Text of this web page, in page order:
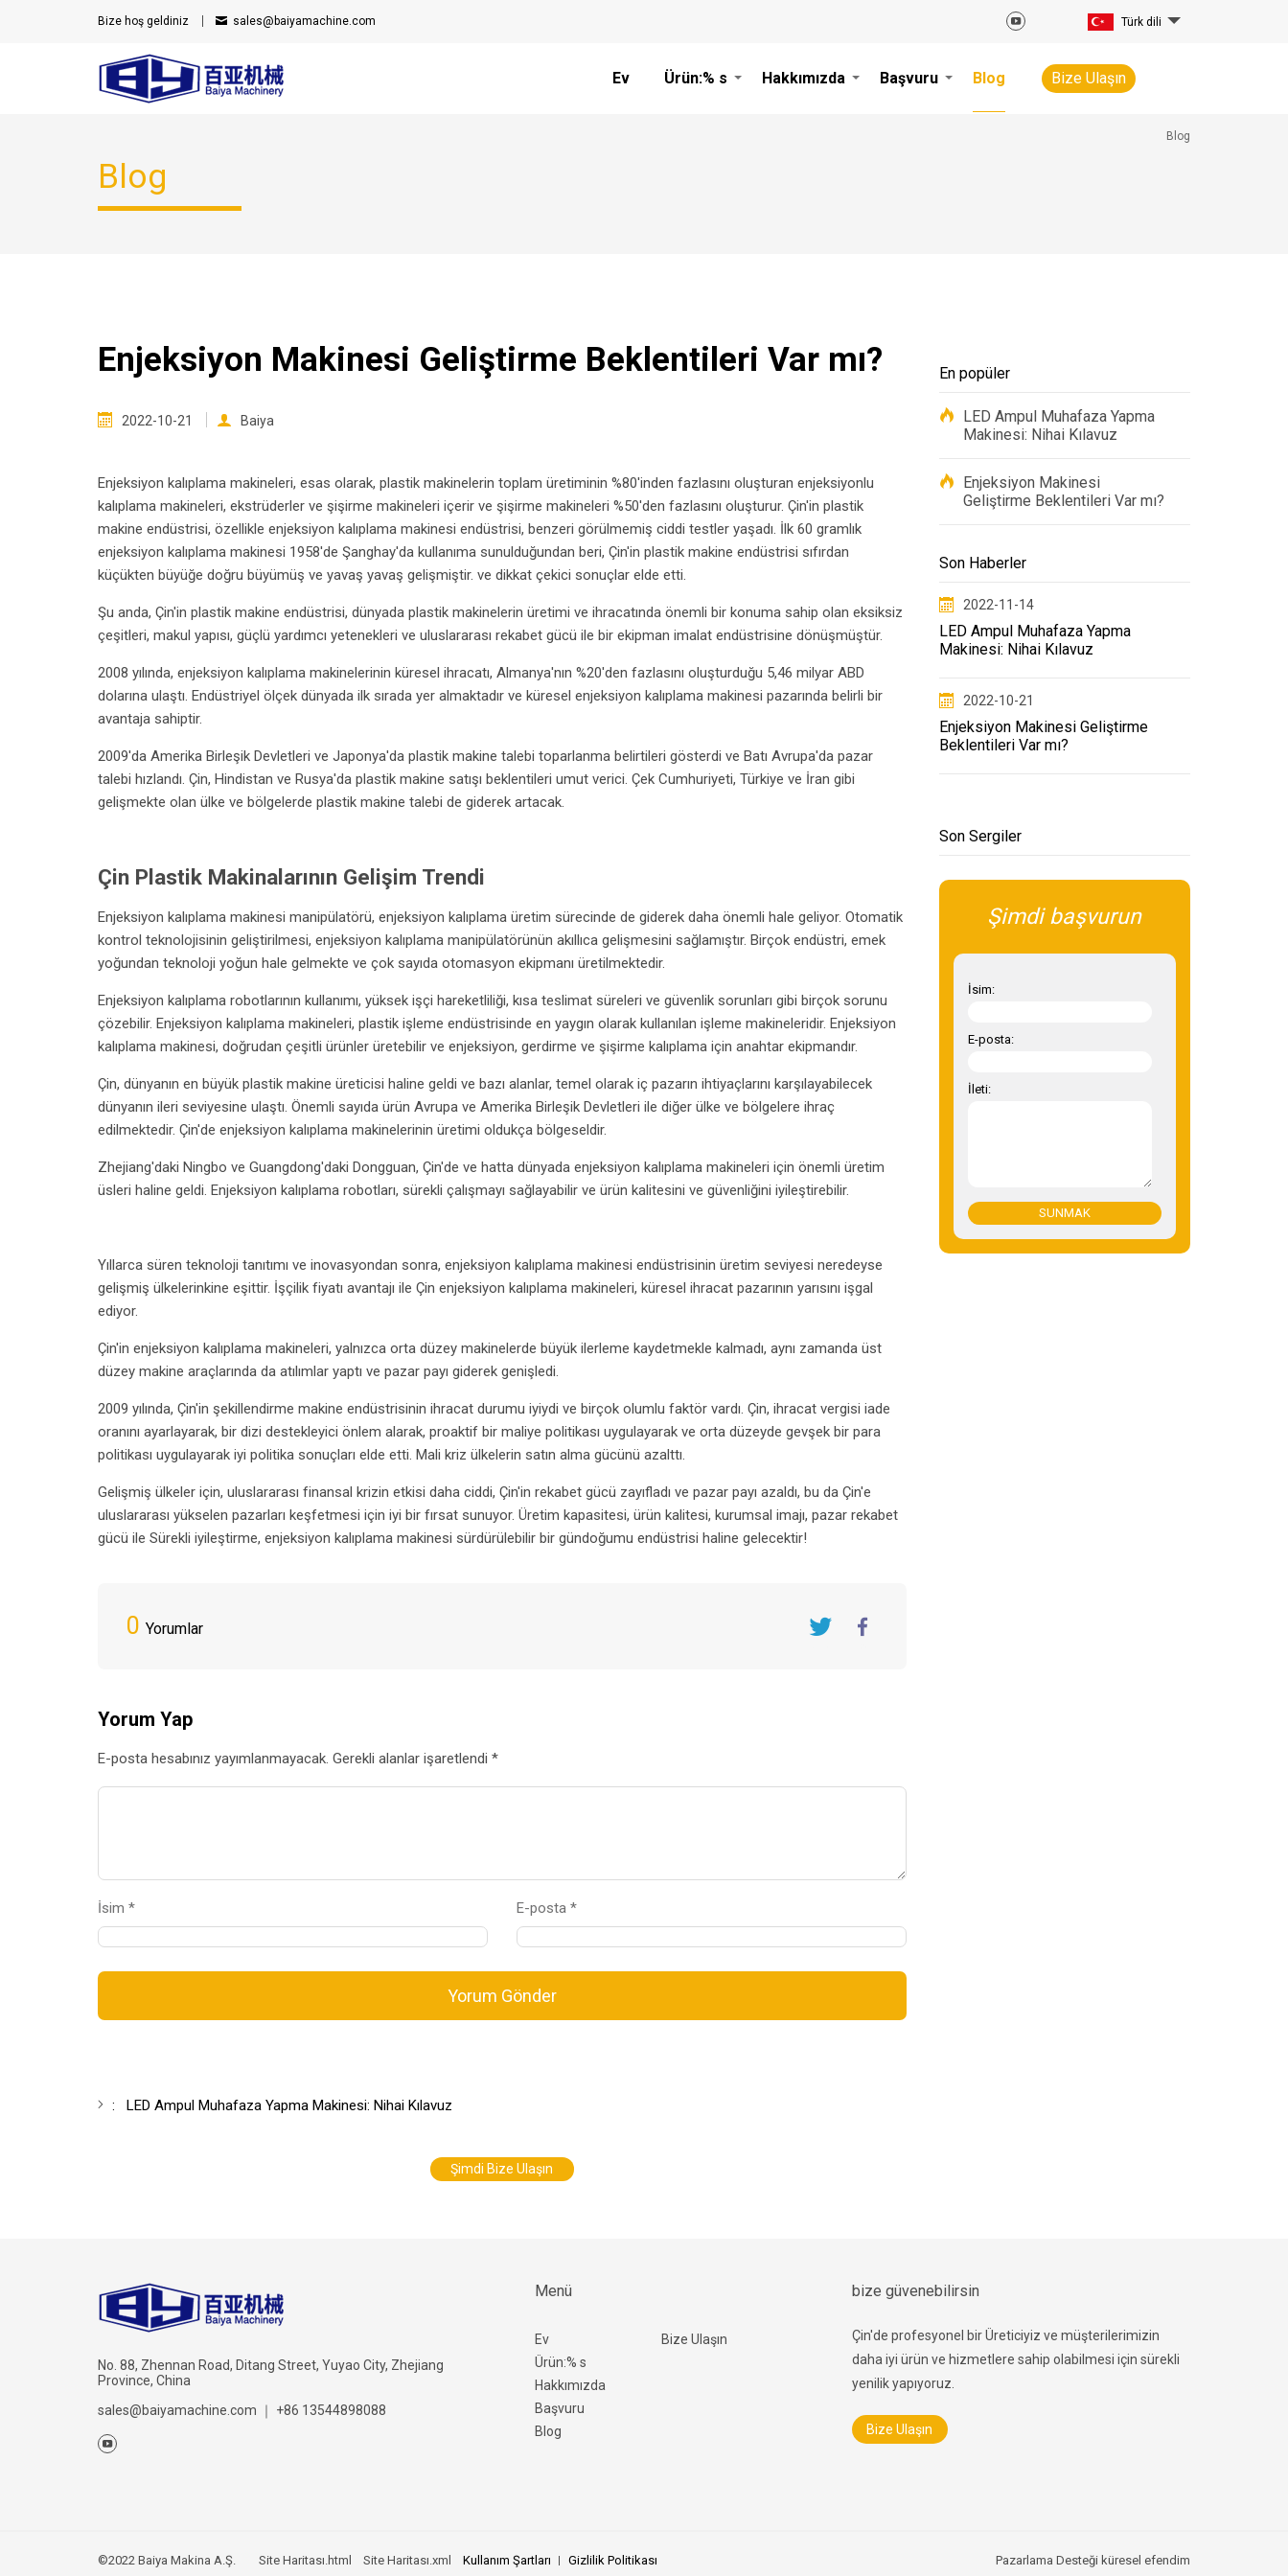
Bize hoş geldiniz sales@baiyamachine.com Türk dili
Bize Ulaşın
Ev Ürün:% s Hakkımızda Başvuru Blog
Blog
Blog
Enjeksiyon Makinesi Geliştirme Beklentileri Var mı?
2022-10-21 Baiya
Enjeksiyon kalıplama makineleri, esas olarak, plastik makinelerin toplam üretiminin %80'inden fazlasını oluşturan enjeksiyonlu
kalıplama makineleri, ekstrüderler ve şişirme makineleri içerir ve şişirme makineleri %50'den fazlasını oluşturur. Çin'in plastik
makine endüstrisi, özellikle enjeksiyon kalıplama makinesi endüstrisi, benzeri görülmemiş ciddi testler yaşadı. İlk 60 gramlık
enjeksiyon kalıplama makinesi 1958'de Şanghay'da kullanıma sunulduğundan beri, Çin'in plastik makine endüstrisi sıfırdan
küçükten büyüğe doğru büyümüş ve yavaş yavaş gelişmiştir. ve dikkat çekici sonuçlar elde etti.
Şu anda, Çin'in plastik makine endüstrisi, dünyada plastik makinelerin üretimi ve ihracatında önemli bir konuma sahip olan eksiksiz
çeşitleri, makul yapısı, güçlü yardımcı yetenekleri ve uluslararası rekabet gücü ile bir ekipman imalat endüstrisine dönüşmüştür.
2008 yılında, enjeksiyon kalıplama makinelerinin küresel ihracatı, Almanya'nın %20'den fazlasını oluşturduğu 5,46 milyar ABD
dolarına ulaştı. Endüstriyel ölçek dünyada ilk sırada yer almaktadır ve küresel enjeksiyon kalıplama makinesi pazarında belirli bir
avantaja sahiptir.
2009'da Amerika Birleşik Devletleri ve Japonya'da plastik makine talebi toparlanma belirtileri gösterdi ve Batı Avrupa'da pazar
talebi hızlandı. Çin, Hindistan ve Rusya'da plastik makine satışı beklentileri umut verici. Çek Cumhuriyeti, Türkiye ve İran gibi
gelişmekte olan ülke ve bölgelerde plastik makine talebi de giderek artacak.
Çin Plastik Makinalarının Gelişim Trendi
Enjeksiyon kalıplama makinesi manipülatörü, enjeksiyon kalıplama üretim sürecinde de giderek daha önemli hale geliyor. Otomatik
kontrol teknolojisinin geliştirilmesi, enjeksiyon kalıplama manipülatörünün akıllıca gelişmesini sağlamıştır. Birçok endüstri, emek
yoğundan teknoloji yoğun hale gelmekte ve çok sayıda otomasyon ekipmanı üretilmektedir.
Enjeksiyon kalıplama robotlarının kullanımı, yüksek işçi hareketliliği, kısa teslimat süreleri ve güvenlik sorunları gibi birçok sorunu
çözebilir. Enjeksiyon kalıplama makineleri, plastik işleme endüstrisinde en yaygın olarak kullanılan işleme makineleridir. Enjeksiyon
kalıplama makinesi, doğrudan çeşitli ürünler üretebilir ve enjeksiyon, gerdirme ve şişirme kalıplama için anahtar ekipmandır.
Çin, dünyanın en büyük plastik makine üreticisi haline geldi ve bazı alanlar, temel olarak iç pazarın ihtiyaçlarını karşılayabilecek
dünyanın ileri seviyesine ulaştı. Önemli sayıda ürün Avrupa ve Amerika Birleşik Devletleri ile diğer ülke ve bölgelere ihraç
edilmektedir. Çin'de enjeksiyon kalıplama makinelerinin üretimi oldukça bölgeseldir.
Zhejiang'daki Ningbo ve Guangdong'daki Dongguan, Çin'de ve hatta dünyada enjeksiyon kalıplama makineleri için önemli üretim
üsleri haline geldi. Enjeksiyon kalıplama robotları, sürekli çalışmayı sağlayabilir ve ürün kalitesini ve güvenliğini iyileştirebilir.
Yıllarca süren teknoloji tanıtımı ve inovasyondan sonra, enjeksiyon kalıplama makinesi endüstrisinin üretim seviyesi neredeyse
gelişmiş ülkelerinkine eşittir. İşçilik fiyatı avantajı ile Çin enjeksiyon kalıplama makineleri, küresel ihracat pazarının yarısını işgal
ediyor.
Çin'in enjeksiyon kalıplama makineleri, yalnızca orta düzey makinelerde büyük ilerleme kaydetmekle kalmadı, aynı zamanda üst
düzey makine araçlarında da atılımlar yaptı ve pazar payı giderek genişledi.
2009 yılında, Çin'in şekillendirme makine endüstrisinin ihracat durumu iyiydi ve birçok olumlu faktör vardı. Çin, ihracat vergisi iade
oranını ayarlayarak, bir dizi destekleyici önlem alarak, proaktif bir maliye politikası uygulayarak ve orta düzeyde gevşek bir para
politikası uygulayarak iyi politika sonuçları elde etti. Mali kriz ülkelerin satın alma gücünü azalttı.
Gelişmiş ülkeler için, uluslararası finansal krizin etkisi daha ciddi, Çin'in rekabet gücü zayıfladı ve pazar payı azaldı, bu da Çin'e
uluslararası yükselen pazarları keşfetmesi için iyi bir fırsat sunuyor. Üretim kapasitesi, ürün kalitesi, kurumsal imajı, pazar rekabet
gücü ile Sürekli iyileştirme, enjeksiyon kalıplama makinesi sürdürülebilir bir gündoğumu endüstrisi haline gelecektir!
0 Yorumlar
Yorum Yap
E-posta hesabınız yayımlanmayacak. Gerekli alanlar işaretlendi *
İsim * E-posta *
Yorum Gönder
: LED Ampul Muhafaza Yapma Makinesi: Nihai Kılavuz
Şimdi Bize Ulaşın
En popüler
LED Ampul Muhafaza Yapma
Makinesi: Nihai Kılavuz
Enjeksiyon Makinesi
Geliştirme Beklentileri Var mı?
Son Haberler
2022-11-14
LED Ampul Muhafaza Yapma
Makinesi: Nihai Kılavuz
2022-10-21
Enjeksiyon Makinesi Geliştirme
Beklentileri Var mı?
Son Sergiler
Şimdi başvurun
İsim:
E-posta:
İleti:
SUNMAK
No. 88, Zhennan Road, Ditang Street, Yuyao City, Zhejiang
Province, China
sales@baiyamachine.com
｜ +86 13544898088
Menü
Ev
Ürün:% s
Hakkımızda
Başvuru
Blog
Bize Ulaşın
bize güvenebilirsin
Çin'de profesyonel bir Üreticiyiz ve müşterilerimizin
daha iyi ürün ve hizmetlere sahip olabilmesi için sürekli
yenilik yapıyoruz.
Bize Ulaşın
©2022 Baiya Makina A.Ş. Site Haritası.html Site Haritası.xml Kullanım Şartları Gizlilik Politikası Pazarlama Desteği küresel efendim